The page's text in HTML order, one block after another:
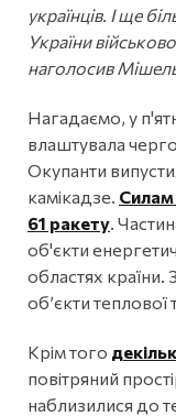
українців. І ще
України
наголосив
Нагадаємо, у
влаштувала
Окупанти
камікадзе. Силам
61 ракету .
об'єкти
областях
об’єкти теплової
Крім того
повітряний
наблизилися до